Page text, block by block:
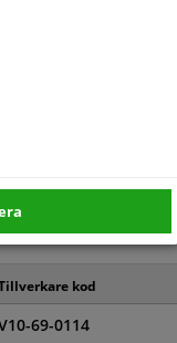
kod
69-0114